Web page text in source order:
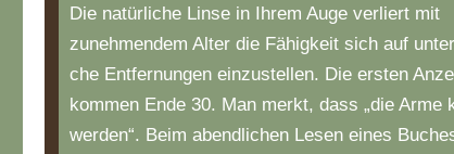
Die natürliche Linse in Ihrem Auge verliert mit
zunehmendem Alter die Fähigkeit sich auf
che Ent­fer­nun­gen einzu­stellen. Die ersten
kommen Ende 30. Man merkt, dass „die Arme
werden“. Beim abendlichen Lesen eines